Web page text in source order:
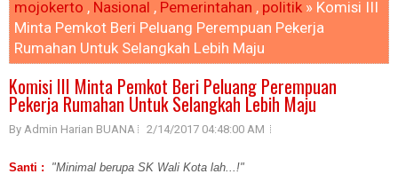
mojokerto , Nasional , Pemerintahan , politik » Komisi III
Minta Pemkot Beri Peluang Perempuan Pekerja
Rumahan Untuk Selangkah Lebih Maju
Komisi III Minta Pemkot Beri Peluang Perempuan
Pekerja Rumahan Untuk Selangkah Lebih Maju
By Admin Harian BUANA 2/14/2017 04:48:00 AM
Santi : "Minimal berupa SK Wali Kota lah...!"